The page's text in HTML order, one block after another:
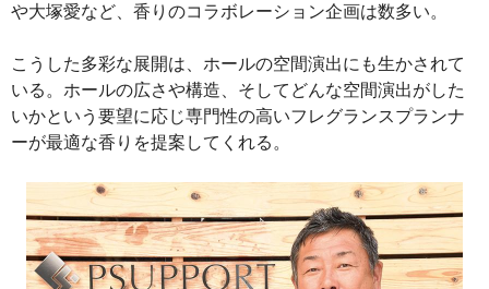
や大塚愛など、香りのコラボレーション企画は数多い。
こうした多彩な展開は、ホールの空間演出にも生かされて
いる。ホールの広さや構造、そしてどんな空間演出がした
いかという要望に応じ専門性の高いフレグランスプランナ
ーが最適な香りを提案してくれる。